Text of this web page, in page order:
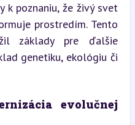
k poznaniu, že živý svet
prostredím. Tento
základy pre ďalšie
genetiku, ekológiu či
evolučnej